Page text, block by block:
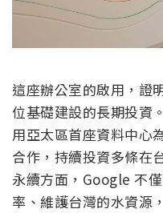
這座辦公室的啟用，證
位基礎建設的長期投資
用亞太區首座資料中心
合作，持續投資多條在
永續方面，Google 不
率、維護台灣的水資源